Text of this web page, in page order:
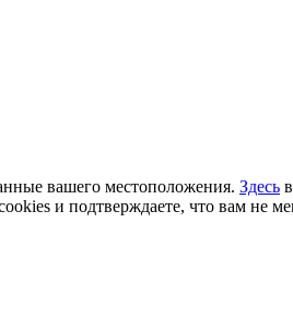
вашего местоположения. Здесь
и подтверждаете, что вам не